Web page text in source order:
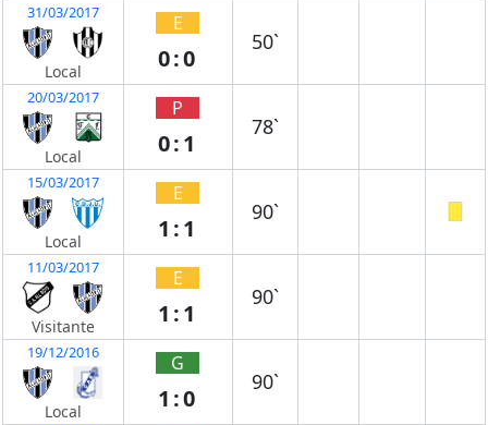
31/03/2017
Local
E
0:0
50`
20/03/2017
Local
P
0:1
78`
15/03/2017
Local
E
1:1
90`
11/03/2017
Visitante
E
1:1
90`
19/12/2016
Local
G
1:0
90`